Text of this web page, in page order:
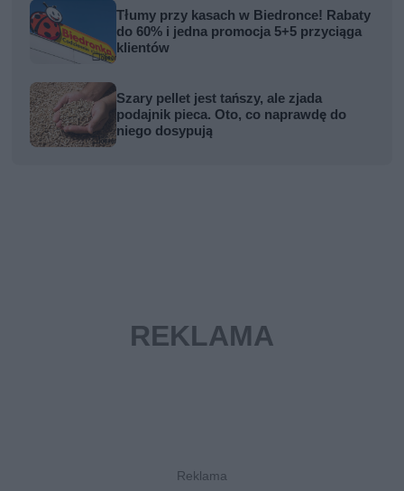
Tłumy przy kasach w Biedronce! Rabaty
do 60% i jedna promocja 5+5 przyciąga
klientów
Szary pellet jest tańszy, ale zjada
podajnik pieca. Oto, co naprawdę do
niego dosypują